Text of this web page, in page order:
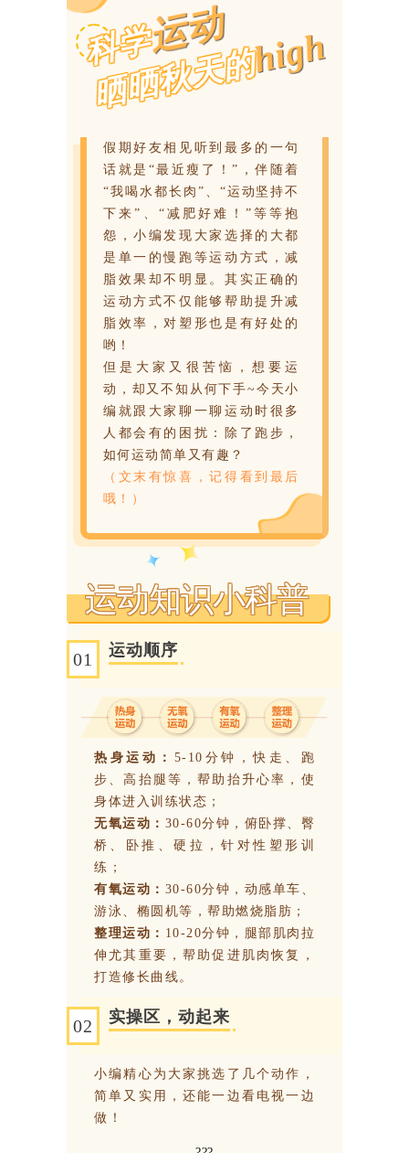
科学运动
晒晒秋天的high
假期好友相见听到最多的一句
话就是“最近瘦了！”，伴随着
“我喝水都长肉”、“运动坚持不
下来”、“减肥好难！”等等抱
怨，小编发现大家选择的大都
是单一的慢跑等运动方式，减
脂效果却不明显。其实正确的
运动方式不仅能够帮助提升减
脂效率，对塑形也是有好处的
哟！
但是大家又很苦恼，想要运
动，却又不知从何下手~今天小
编就跟大家聊一聊运动时很多
人都会有的困扰：除了跑步，
如何运动简单又有趣？
（文末有惊喜，记得看到最后
哦！）
运动知识小科普
01 运动顺序
热身运动： 5-10分钟，快走、跑
步、高抬腿等，帮助抬升心率，使
身体进入训练状态；
无氧运动： 30-60分钟，俯卧撑、臀
桥、卧推、硬拉，针对性塑形训
练；
有氧运动： 30-60分钟，动感单车、
游泳、椭圆机等，帮助燃烧脂肪；
整理运动： 10-20分钟，腿部肌肉拉
伸尤其重要，帮助促进肌肉恢复，
打造修长曲线。
02 实操区，动起来
小编精心为大家挑选了几个动作，
简单又实用，还能一边看电视一边
做！